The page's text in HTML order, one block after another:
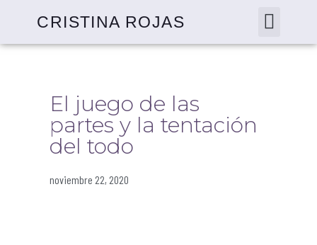
CRISTINA ROJAS
El juego de las
partes y la tentación
del todo
noviembre 22, 2020